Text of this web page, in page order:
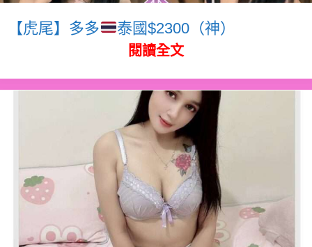
【虎尾】多多 泰國$2300（神）
閱讀全文